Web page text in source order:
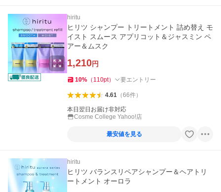
hiritu
ヒリツ シャンプー トリートメント 詰め替え モ
イスト スムース アプリコット＆ジャスミン ペ
アー＆ムスク
1,210円
10% （ 110pt） 要エントリー
4.61（66件）
本日翌日お届け非対応
Cosme College Yahoo!店
最安値を見る
hiritu
ヒリツ バランスリペアシャンプー＆ヘアトリ
ートメント オーロラ